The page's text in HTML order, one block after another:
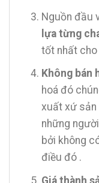
Nguồn đầu
lựa từng
tốt nhất cho
Không bán
hoá đó
xuất xứ sản
những
bởi không
điều đó .
Giá thành